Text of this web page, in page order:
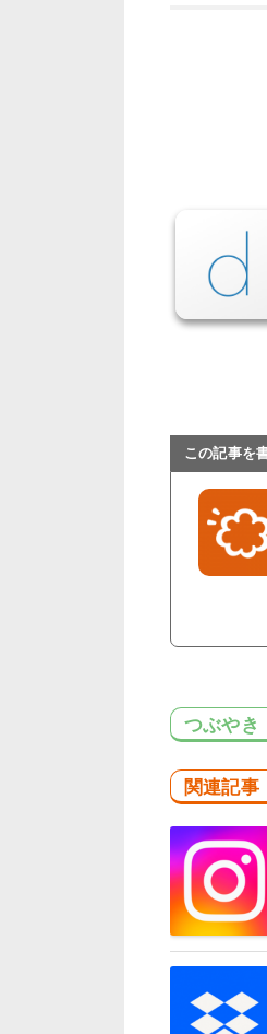
この記事を
つぶやき
関連記事